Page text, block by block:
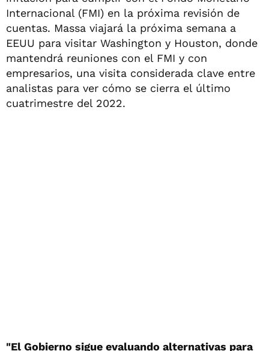
Internacional (FMI) en la próxima revisión de
cuentas. Massa viajará la próxima semana a
EEUU para visitar Washington y Houston, donde
mantendrá reuniones con el FMI y con
empresarios, una visita considerada clave entre
analistas para ver cómo se cierra el último
cuatrimestre del 2022.
"El Gobierno sigue evaluando alternativas para